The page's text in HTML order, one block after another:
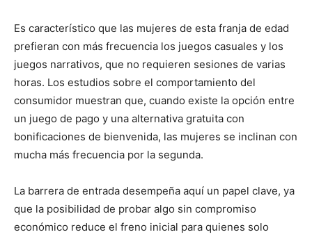
Es característico que las mujeres de esta franja de edad
prefieran con más frecuencia los juegos casuales y los
juegos narrativos, que no requieren sesiones de varias
horas. Los estudios sobre el comportamiento del
consumidor muestran que, cuando existe la opción entre
un juego de pago y una alternativa gratuita con
bonificaciones de bienvenida, las mujeres se inclinan con
mucha más frecuencia por la segunda.
La barrera de entrada desempeña aquí un papel clave, ya
que la posibilidad de probar algo sin compromiso
económico reduce el freno inicial para quienes solo